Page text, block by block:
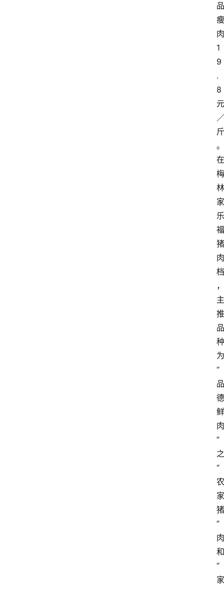
品
瘦
肉
1
9
.
8
元
／
斤
。
在
梅
林
家
乐
福
猪
肉
档
，
主
推
品
种
为
“
品
德
鲜
肉
”
之
“
农
家
猪
”
肉
和
“
家